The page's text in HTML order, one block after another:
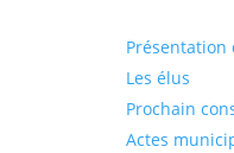
Présentation
Les élus
Prochain
Actes